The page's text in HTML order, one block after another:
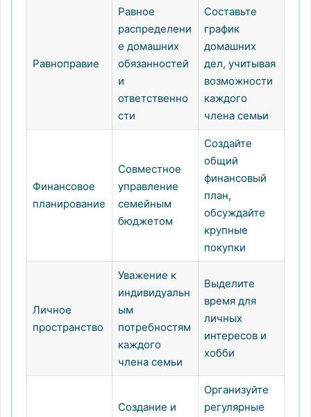
Равноправие
Равное
распределени
е домашних
обязанностей
и
ответственно
сти
Составьте
график
домашних
дел, учитывая
возможности
каждого
члена семьи
Финансовое
планирование
Совместное
управление
семейным
бюджетом
Создайте
общий
финансовый
план,
обсуждайте
крупные
покупки
Личное
пространство
Уважение к
индивидуальн
ым
потребностям
каждого
члена семьи
Выделите
время для
личных
интересов и
хобби
Создание и
Организуйте
регулярные